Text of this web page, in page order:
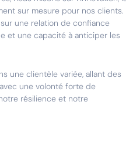
sur mesure pour nos clients.
une relation de confiance
et une capacité à anticiper les
une clientèle variée, allant des
une volonté forte de
résilience et notre